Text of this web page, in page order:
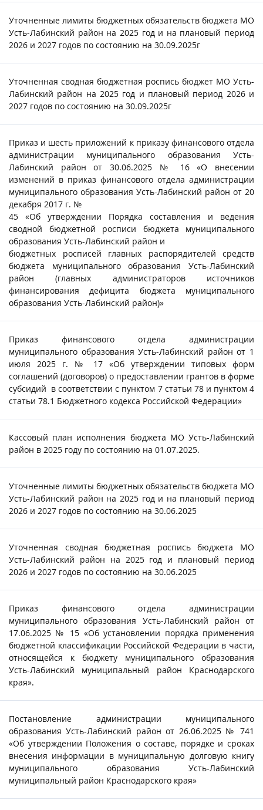
Уточненные лимиты бюджетных обязательств бюджета МО
Усть-Лабинский район на 2025 год и на плановый период
2026 и 2027 годов по состоянию на 30.09.2025г
Уточненная сводная бюджетная роспись бюджет МО Усть-
Лабинский район на 2025 год и плановый период 2026 и
2027 годов по состоянию на 30.09.2025г
Приказ и шесть приложений к приказу финансового отдела
администрации муниципального образования Усть-
Лабинский район от 30.06.2025 № 16 «О внесении
изменений в приказ финансового отдела администрации
муниципального образования Усть-Лабинский район от 20
декабря 2017 г. №
45 «Об утверждении Порядка составления и ведения
сводной бюджетной росписи бюджета муниципального
образования Усть-Лабинский район и
бюджетных росписей главных распорядителей средств
бюджета муниципального образования Усть-Лабинский
район (главных администраторов источников
финансирования дефицита бюджета муниципального
образования Усть-Лабинский район)»
Приказ финансового отдела администрации
муниципального образования Усть-Лабинский район от 1
июля 2025 г. № 17 «Об утверждении типовых форм
соглашений (договоров) о предоставлении грантов в форме
субсидий в соответствии с пунктом 7 статьи 78 и пунктом 4
статьи 78.1 Бюджетного кодекса Российской Федерации»
Кассовый план исполнения бюджета МО Усть-Лабинский
район в 2025 году по состоянию на 01.07.2025.
Уточненные лимиты бюджетных обязательств бюджета МО
Усть-Лабинский район на 2025 год и на плановый период
2026 и 2027 годов по состоянию на 30.06.2025
Уточненная сводная бюджетная роспись бюджета МО
Усть-Лабинский район на 2025 год и плановый период
2026 и 2027 годов по состоянию на 30.06.2025
Приказ финансового отдела администрации
муниципального образования Усть-Лабинский район от
17.06.2025 № 15 «Об установлении порядка применения
бюджетной классификации Российской Федерации в части,
относящейся к бюджету муниципального образования
Усть-Лабинский муниципальный район Краснодарского
края».
Постановление администрации муниципального
образования Усть-Лабинский район от 26.06.2025 № 741
«Об утверждении Положения о составе, порядке и сроках
внесения информации в муниципальную долговую книгу
муниципального образования Усть-Лабинский
муниципальный район Краснодарского края»